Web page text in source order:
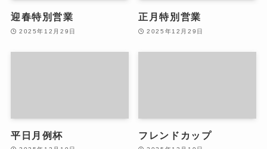
迎春特別営業
2025年12月29日
正月特別営業
2025年12月29日
平日月例杯 フレンドカップ